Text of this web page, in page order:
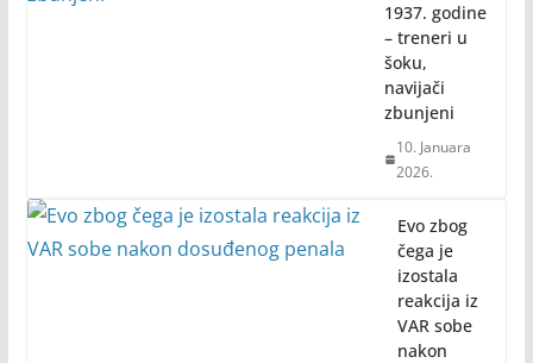
1937. godine
– treneri u
šoku,
navijači
zbunjeni
10. Januara
2026.
Evo zbog
čega je
izostala
reakcija iz
VAR sobe
nakon